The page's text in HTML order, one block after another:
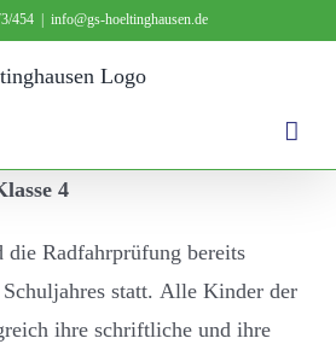
454 info@gs-hoeltinghausen.de
asse 4
die Radfahrprüfung bereits
jahres statt. Alle Kinder der
eich ihre schriftliche und ihre